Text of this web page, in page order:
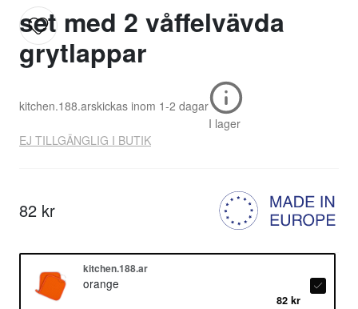
set med 2 våffelvävda
grytlappar
kitchen.188.arskickas inom 1-2 dagar
I lager
EJ TILLGÄNGLIG I BUTIK
82 kr
kitchen.188.ar
orange
82 kr